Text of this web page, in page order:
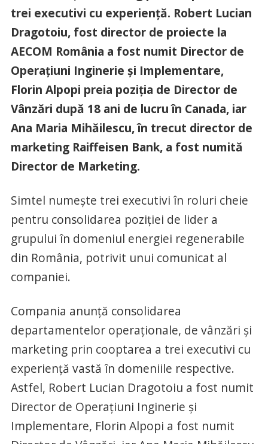
trei executivi cu experiență. Robert Lucian
Dragotoiu, fost director de proiecte la
AECOM România a fost numit Director de
Operațiuni Inginerie și Implementare,
Florin Alpopi preia poziția de Director de
Vânzări după 18 ani de lucru în Canada, iar
Ana Maria Mihăilescu, în trecut director de
marketing Raiffeisen Bank, a fost numită
Director de Marketing.
Simtel numește trei executivi în roluri cheie
pentru consolidarea poziției de lider a
grupului în domeniul energiei regenerabile
din România, potrivit unui comunicat al
companiei.
Compania anunță consolidarea
departamentelor operaționale, de vânzări și
marketing prin cooptarea a trei executivi cu
experiență vastă în domeniile respective.
Astfel, Robert Lucian Dragotoiu a fost numit
Director de Operațiuni Inginerie și
Implementare, Florin Alpopi a fost numit